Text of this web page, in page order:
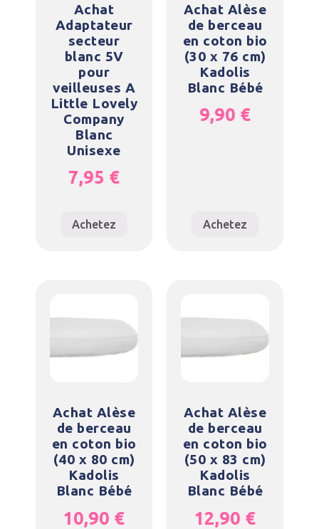
Achat
Adaptateur
secteur
blanc 5V
pour
veilleuses A
Little Lovely
Company
Blanc
Unisexe
7,95 €
Achetez
Achat Alèse
de berceau
en coton bio
(30 x 76 cm)
Kadolis
Blanc Bébé
9,90 €
Achetez
Achat Alèse
de berceau
en coton bio
(40 x 80 cm)
Kadolis
Blanc Bébé
10,90 €
Achat Alèse
de berceau
en coton bio
(50 x 83 cm)
Kadolis
Blanc Bébé
12,90 €